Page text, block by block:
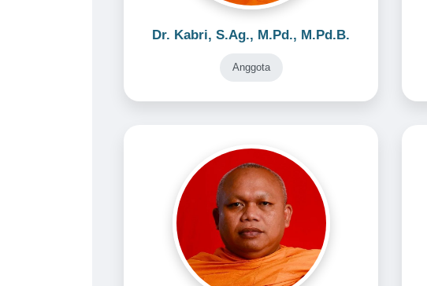
Dr. Kabri, S.Ag., M.Pd., M.Pd.B.
Anggota